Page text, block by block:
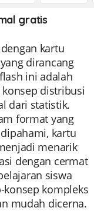
gratis
kartu
dirancang
ini adalah
distribusi
dari statistik.
format yang
kartu
menarik
dengan cermat
siswa
konsep kompleks
mudah dicerna.